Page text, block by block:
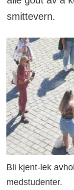
smittevern.
Bli kjent-lek
medstudenter.